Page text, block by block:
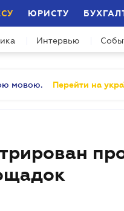
ЮРИСТУ
Интервью
мовою. Перейти на